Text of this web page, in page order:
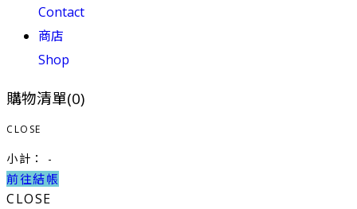
Contact
商店
Shop
購物清單(0)
CLOSE
小計： -
前往結帳
CLOSE